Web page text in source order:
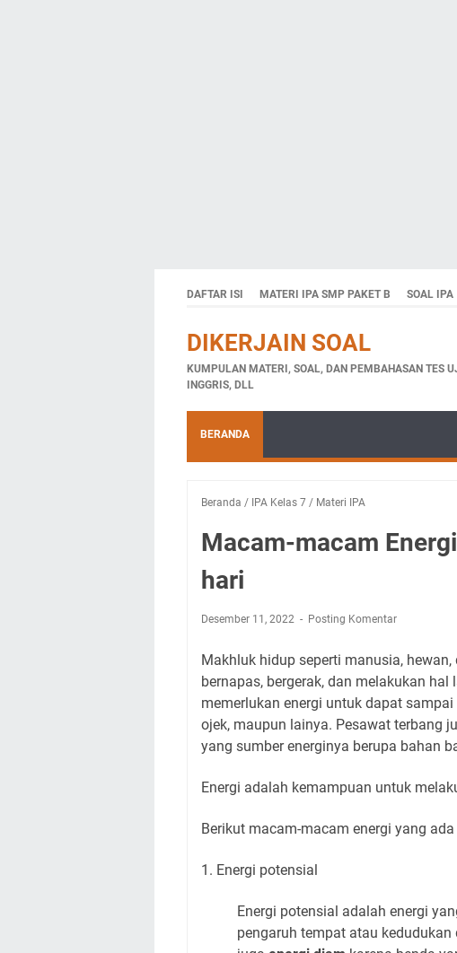
DAFTAR ISI MATERI IPA SMP PAKET B SOAL IPA
DIKERJAIN SOAL
KUMPULAN MATERI, SOAL, DAN PEMBAHASAN TES
INGGRIS, DLL
BERANDA
Beranda / IPA Kelas 7 / Materi IPA
Macam-macam
hari
Desember 11, 2022 Posting Komentar
Makhluk hidup seperti manusia,
bernapas, bergerak, dan melakukan
memerlukan energi untuk dapat
ojek, maupun lainya. Pesawat terbang
yang sumber energinya berupa bahan
Energi adalah kemampuan untuk
Berikut macam-macam energi yang
1. Energi potensial
Energi potensial adalah energi
pengaruh tempat atau